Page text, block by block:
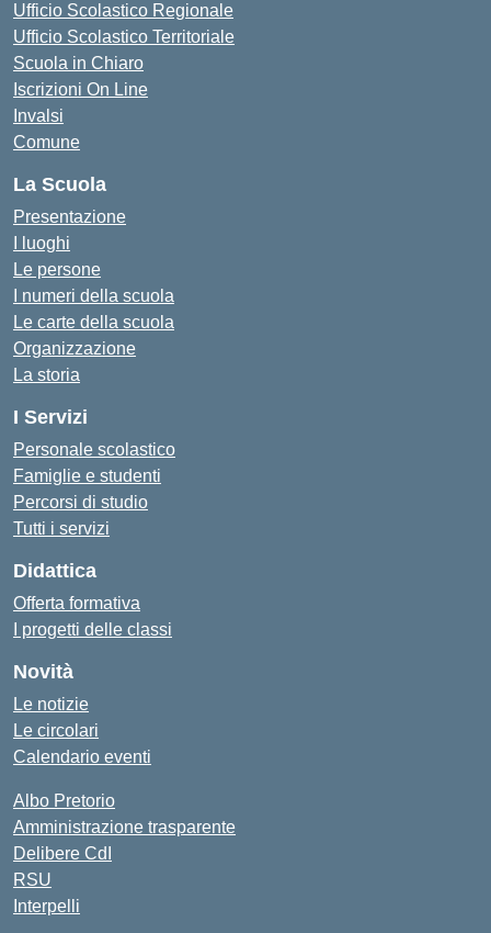
Ufficio Scolastico Regionale
Ufficio Scolastico Territoriale
Scuola in Chiaro
Iscrizioni On Line
Invalsi
Comune
La Scuola
Presentazione
I luoghi
Le persone
I numeri della scuola
Le carte della scuola
Organizzazione
La storia
I Servizi
Personale scolastico
Famiglie e studenti
Percorsi di studio
Tutti i servizi
Didattica
Offerta formativa
I progetti delle classi
Novità
Le notizie
Le circolari
Calendario eventi
Albo Pretorio
Amministrazione trasparente
Delibere CdI
RSU
Interpelli